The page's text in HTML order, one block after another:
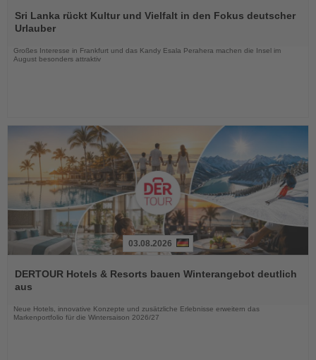
Sie
die
Sri Lanka rückt Kultur und Vielfalt in den Fokus deutscher
Urlauber
Großes Interesse in Frankfurt und das Kandy Esala Perahera machen die Insel im
August besonders attraktiv
Sie
die
03.08.2026
DERTOUR Hotels & Resorts bauen Winterangebot deutlich
aus
Neue Hotels, innovative Konzepte und zusätzliche Erlebnisse erweitern das
Markenportfolio für die Wintersaison 2026/27